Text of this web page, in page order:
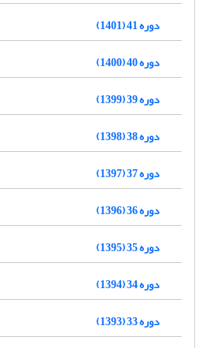
دوره 41 (1401)
دوره 40 (1400)
دوره 39 (1399)
دوره 38 (1398)
دوره 37 (1397)
دوره 36 (1396)
دوره 35 (1395)
دوره 34 (1394)
دوره 33 (1393)